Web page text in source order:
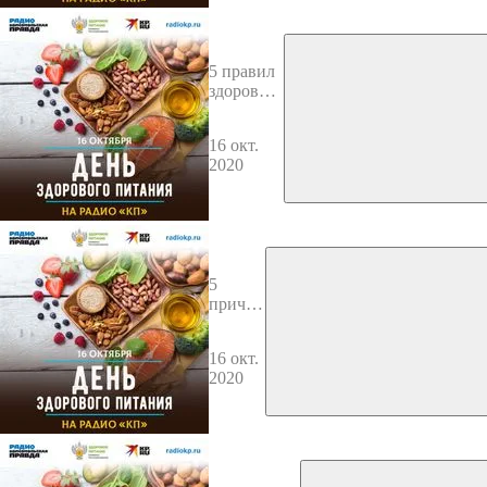
5 правил
здорового
16 окт.
2020
5
причин
рыбу
16 окт.
2020